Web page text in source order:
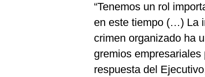
“Tenemos un rol
en este tiempo (…) La
crimen organizado ha
gremios
respuesta del